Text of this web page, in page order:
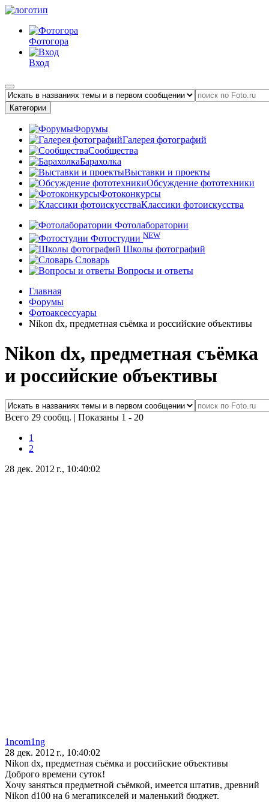
Фотогора
Вход
Категории
Форумы
Галерея фотографий
Сообщества
Барахолка
Выставки и проекты
Обсуждение фототехники
Фотоконкурсы
Классики фотоискусства
Фотолаборатории
Фотостудии NEW
Школы фотографий
Словарь
Вопросы и ответы
Главная
Форумы
Фотоаксессуары
Nikon dx, предметная съёмка и российские объективы
Nikon dx, предметная съёмка
и российские объективы
Всего 29 сообщ. | Показаны 1 - 20
1
2
28 дек. 2012 г., 10:40:02
1ncom1ng
28 дек. 2012 г., 10:40:02
Nikon dx, предметная съёмка и российские объективы
Доброго времени суток!
Хочу заняться предметной съёмкой, имеется штатив, древний
Nikon d100 на 6 мегапикселей и маленький бюджет.